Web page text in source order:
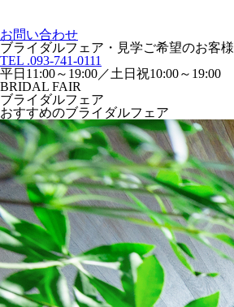
お問い合わせ
ブライダルフェア・見学ご希望のお客様
TEL .093-741-0111
平日11:00～19:00／土日祝10:00～19:00
BRIDAL FAIR
ブライダルフェア
おすすめのブライダルフェア